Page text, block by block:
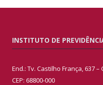
INSTITUTO DE
End.: Tv. Castilho França, 637
CEP: 68800-000